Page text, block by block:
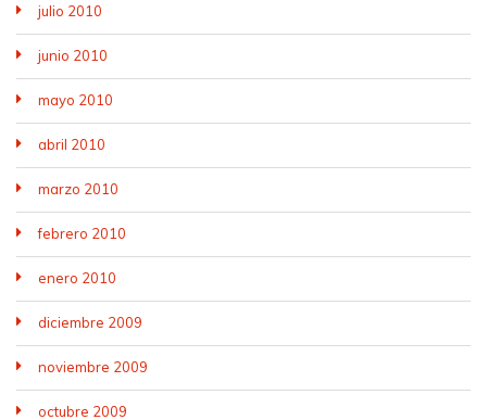
julio 2010
junio 2010
mayo 2010
abril 2010
marzo 2010
febrero 2010
enero 2010
diciembre 2009
noviembre 2009
octubre 2009